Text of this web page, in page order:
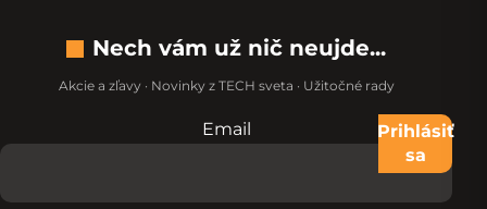
Nech vám už nič neujde...
Akcie a zľavy · Novinky z TECH sveta · Užitočné rady
Nevypĺňajte toto pole:
Email
Prihlásiť
sa